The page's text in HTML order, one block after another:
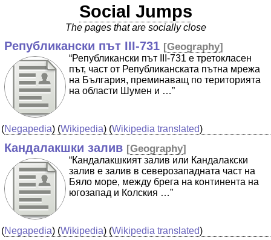
Social Jumps
The pages that are socially close
Републикански път III-731 [Geography]
“Републикански път IIІ-731 е третокласен
път, част от Републиканската пътна мрежа
на България, преминаващ по територията
на области Шумен и …”
(Negapedia) (Wikipedia) (Wikipedia translated)
Кандалакшки залив [Geography]
“Кандалакшкият залив или Кандалакски
залив е залив в северозападната част на
Бяло море, между брега на континента на
югозапад и Колския …”
(Negapedia) (Wikipedia) (Wikipedia translated)